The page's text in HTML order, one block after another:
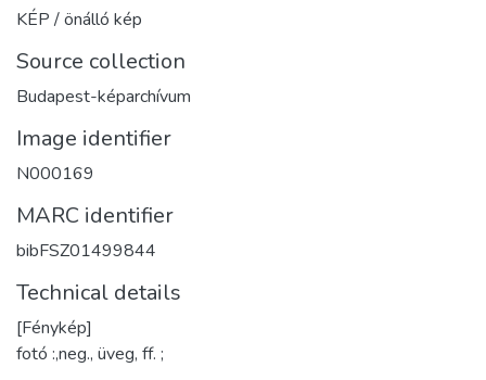
KÉP / önálló kép
Source collection
Budapest-képarchívum
Image identifier
N000169
MARC identifier
bibFSZ01499844
Technical details
[Fénykép]
fotó :,neg., üveg, ff. ;